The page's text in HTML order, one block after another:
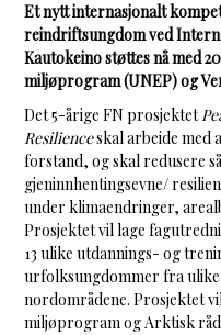
Et nytt internasjonalt
reindriftsungdom ved
Kautokeino støttes nå med
miljøprogram (UNEP) og
Det 5-årige FN prosjektet
Resilienceskal arbeide med
forstand, og skal redusere
gjeninnhentingsevne/
under klimaendringer,
Prosjektet vil lage
13 ulike utdannings- og
urfolksungdommer fra
nordområdene. Prosjektet
miljøprogram og Arktisk